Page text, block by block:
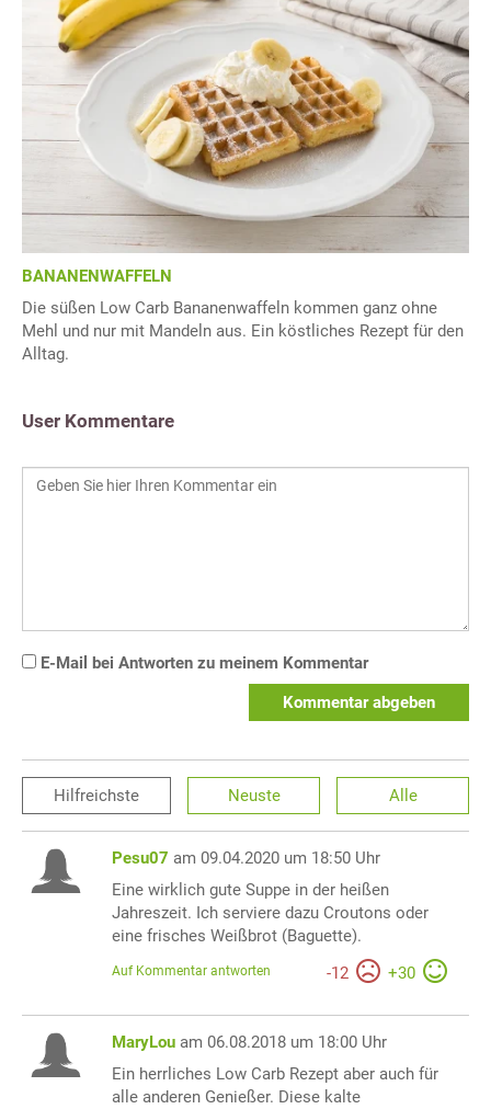
BANANENWAFFELN
Die süßen Low Carb Bananenwaffeln kommen ganz ohne
Mehl und nur mit Mandeln aus. Ein köstliches Rezept für den
Alltag.
User Kommentare
E-Mail bei Antworten zu meinem Kommentar
Kommentar abgeben
Hilfreichste Neuste Alle
Pesu07 am 09.04.2020 um 18:50 Uhr
Eine wirklich gute Suppe in der heißen
Jahreszeit. Ich serviere dazu Croutons oder
eine frisches Weißbrot (Baguette).
-12 +30
Auf Kommentar antworten
MaryLou am 06.08.2018 um 18:00 Uhr
Ein herrliches Low Carb Rezept aber auch für
alle anderen Genießer. Diese kalte